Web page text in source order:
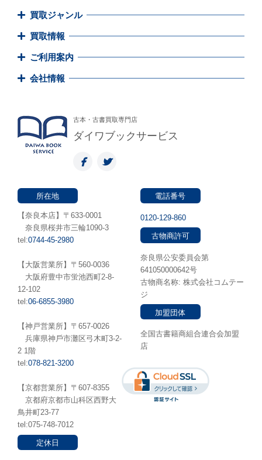
買取ジャンル
買取情報
ご利用案内
会社情報
古本・古書買取専門店
ダイワブックサービス
所在地
【奈良本店】〒633-0001
奈良県桜井市三輪1090-3
tel:0744-45-2980
【大阪営業所】〒560-0036
⼤阪府豊中市蛍池⻄町2-8-
12-102
tel:06-6855-3980
【神戸営業所】〒657-0026
兵庫県神⼾市灘区弓木町3-2-
2 1階
tel:078-821-3200
【京都営業所】〒607-8355
京都府京都市山科区西野大
鳥井町23-77
tel:075-748-7012
定休日
電話番号
0120-129-860
古物商許可
奈良県公安委員会第
641050000642号
古物商名称: 株式会社コムテー
ジ
加盟団体
全国古書籍商組合連合会加盟
店